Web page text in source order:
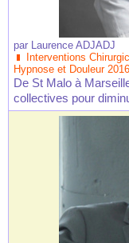
par Laurence ADJADJ
Interventions
Hypnose et Douleur 2016
De St Malo à
collectives pour